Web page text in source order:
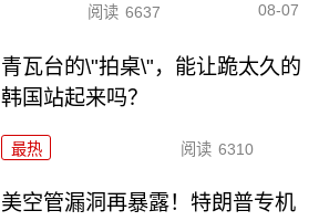
阅读 6637 08-07
青瓦台的\"拍桌\"，能让跪太久的
韩国站起来吗？
最热 阅读 6310
美空管漏洞再暴露！特朗普专机